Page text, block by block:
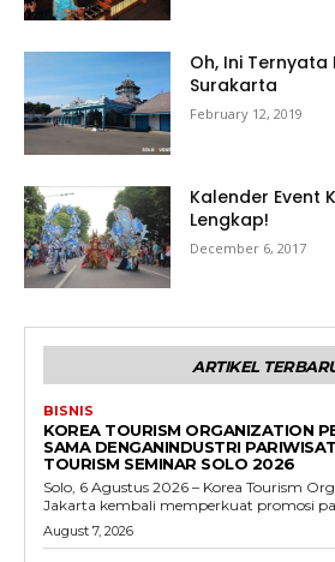
Oh, Ini
Surakarta
February 12, 2019
Kalender Event
Lengkap!
December 6, 2017
ARTIKEL
BISNIS
KOREA TOURISM ORGANIZATION
SAMA DENGANINDUSTRI
TOURISM SEMINAR SOLO 2026
Solo, 6 Agustus 2026 – Korea Tourism
Jakarta kembali memperkuat promosi
August 7, 2026